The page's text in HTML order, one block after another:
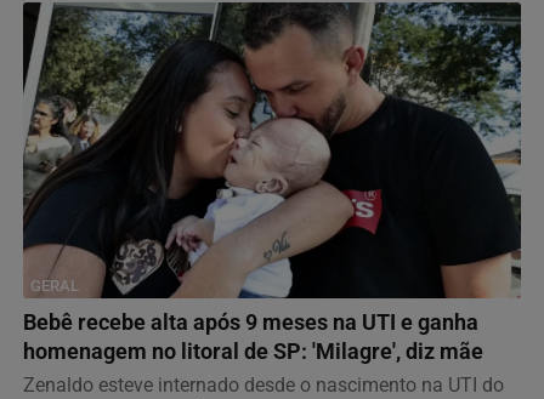
GERAL
Bebê recebe alta após 9 meses na UTI e ganha
homenagem no litoral de SP: 'Milagre', diz mãe
Zenaldo esteve internado desde o nascimento na UTI do